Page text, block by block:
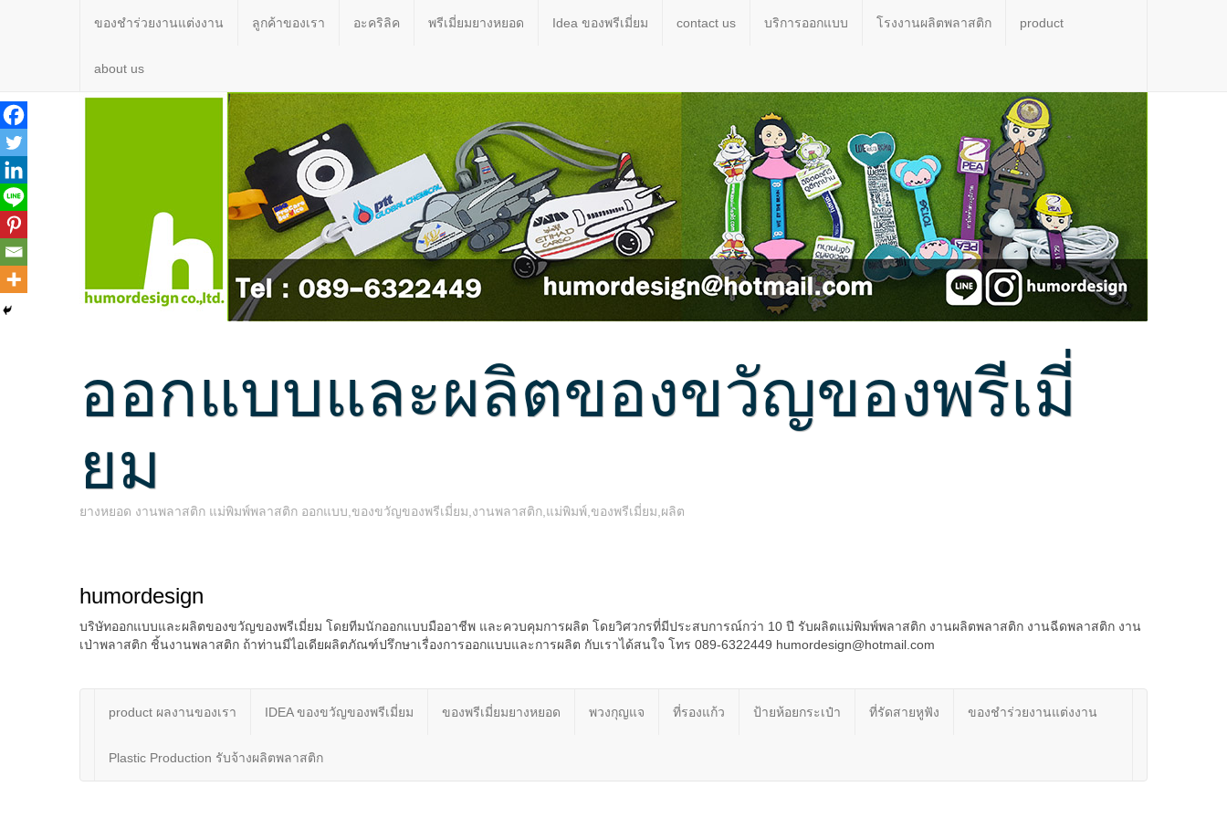
ของชำร่วยงานแต่งงาน ลูกค้าของเรา อะคริลิค พรีเมี่ยมยางหยอด Idea ของพรีเมี่ยม contact us บริการออกแบบ โรงงานผลิตพลาสติก product
about us
ออกแบบและผลิตของขวัญของพรีเมี่
ยม
ยางหยอด งานพลาสติก แม่พิมพ์พลาสติก ออกแบบ,ของขวัญของพรีเมี่ยม,งานพลาสติก,แม่พิมพ์,ของพรีเมี่ยม,ผลิต
humordesign
บริษัทออกแบบและผลิตของขวัญของพรีเมี่ยม โดยทีมนักออกแบบมืออาชีพ และควบคุมการผลิต โดยวิศวกรที่มีประสบการณ์กว่า 10 ปี รับผลิตแม่พิมพ์พลาสติก งานผลิตพลาสติก งานฉีดพลาสติก งาน
เป่าพลาสติก ชิ้นงานพลาสติก ถ้าท่านมีไอเดียผลิตภัณฑ์ปรึกษาเรื่องการออกแบบและการผลิต กับเราได้สนใจ โทร 089-6322449 humordesign@hotmail.com
product ผลงานของเรา IDEA ของขวัญของพรีเมี่ยม ของพรีเมี่ยมยางหยอด พวงกุญแจ ที่รองแก้ว ป้ายห้อยกระเป๋า ที่รัดสายหูฟัง ของชำร่วยงานแต่งงาน
Plastic Production รับจ้างผลิตพลาสติก